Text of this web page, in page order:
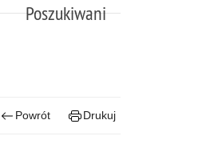
Poszukiwani
Powrót Drukuj